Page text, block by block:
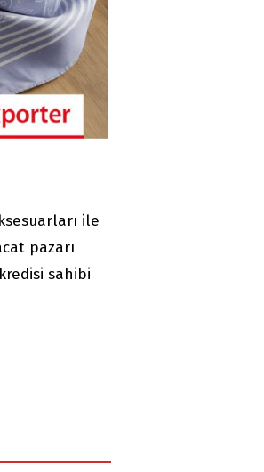
ile
pazarı
sahibi